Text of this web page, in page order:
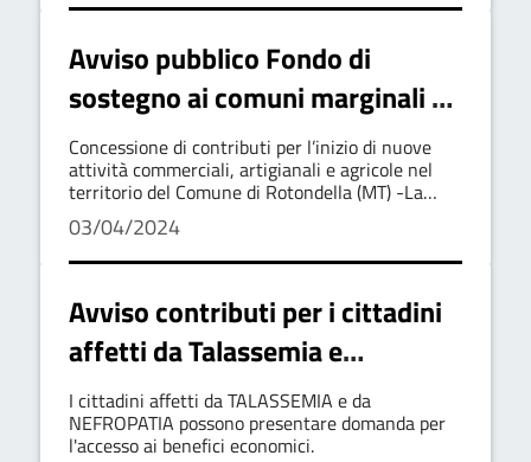
Avviso pubblico Fondo di
sostegno ai comuni marginali -
Concessione di contributi per
l'avvio di attività commerciali,
artigianali e agricole. Annualità
2022
Concessione di contributi per l’inizio di nuove
attività commerciali, artigianali e agricole nel
territorio del Comune di Rotondella (MT) -La
domanda deve pervenire entro e non oltre le ore
12:00 del 03/05/2024
03/04/2024
Avviso contributi per i cittadini
affetti da Talassemia e
Nefropatia
I cittadini affetti da TALASSEMIA e da
NEFROPATIA possono presentare domanda per
l'accesso ai benefici economici.